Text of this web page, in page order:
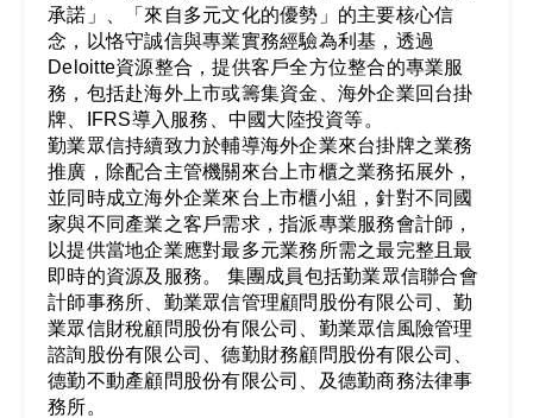
承諾」、「來自多元文化的優勢」的主要核心信
念，以恪守誠信與專業實務經驗為利基，透過
Deloitte資源整合，提供客戶全方位整合的專業服
務，包括赴海外上市或籌集資金、海外企業回台掛
牌、IFRS導入服務、中國大陸投資等。
勤業眾信持續致力於輔導海外企業來台掛牌之業務
推廣，除配合主管機關來台上市櫃之業務拓展外，
並同時成立海外企業來台上市櫃小組，針對不同國
家與不同產業之客戶需求，指派專業服務會計師，
以提供當地企業應對最多元業務所需之最完整且最
即時的資源及服務。 集團成員包括勤業眾信聯合會
計師事務所、勤業眾信管理顧問股份有限公司、勤
業眾信財稅顧問股份有限公司、勤業眾信風險管理
諮詢股份有限公司、德勤財務顧問股份有限公司、
德勤不動產顧問股份有限公司、及德勤商務法律事
務所。